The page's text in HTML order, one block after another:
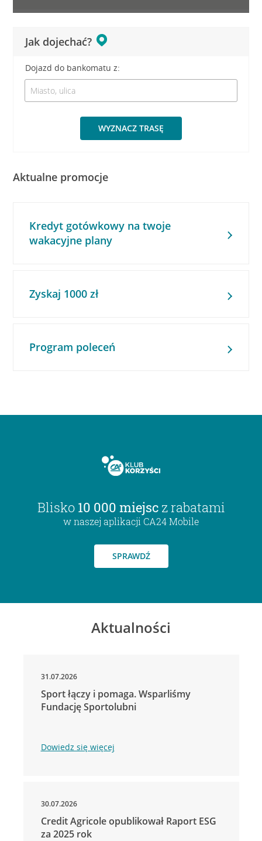
Jak dojechać?
Dojazd do bankomatu z:
WYZNACZ TRASĘ
Aktualne promocje
Kredyt gotówkowy na twoje
wakacyjne plany
Zyskaj 1000 zł
Program poleceń
Blisko 10 000 miejsc z rabatami
w naszej aplikacji CA24 Mobile
SPRAWDŹ
Aktualności
31.07.2026
Sport łączy i pomaga. Wsparliśmy
Fundację Sportolubni
Dowiedz się więcej
30.07.2026
Credit Agricole opublikował Raport ESG
za 2025 rok